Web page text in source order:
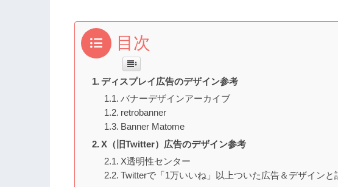
目次
ディスプレイ広告のデザイン参考
バナーデザインアーカイブ
retrobanner
Banner Matome
X（旧Twitter）広告のデザイン参考
X透明性センター
Twitterで「1万いいね」以上ついた広告＆デザイン